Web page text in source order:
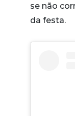
se não
da festa.